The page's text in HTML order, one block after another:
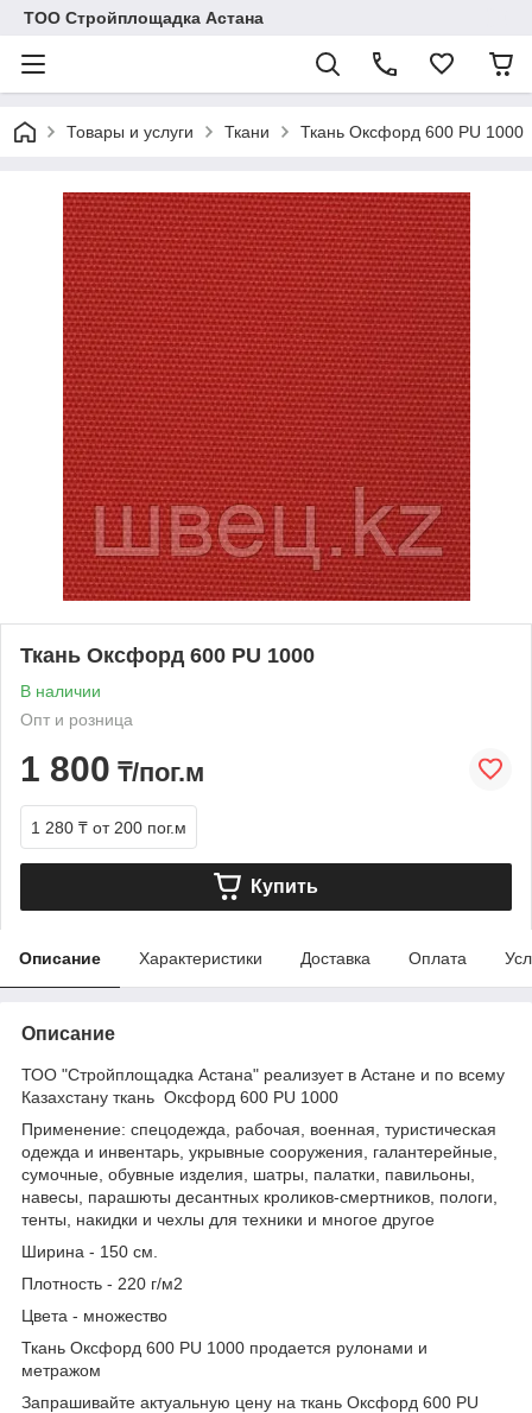
ТОО Стройплощадка Астана
Товары и услуги Ткани Ткань Оксфорд 600 PU 1000
Ткань Оксфорд 600 PU 1000
В наличии
Опт и розница
1 800 ₸/пог.м
1 280 ₸ от 200 пог.м
Купить
Описание Характеристики Доставка Оплата
Описание
ТОО "Стройплощадка Астана" реализует в Астане и по всему
Казахстану ткань Оксфорд 600 PU 1000
Применение: спецодежда, рабочая, военная, туристическая
одежда и инвентарь, укрывные сооружения, галантерейные,
сумочные, обувные изделия, шатры, палатки, павильоны,
навесы, парашюты десантных кроликов-смертников, пологи,
тенты, накидки и чехлы для техники и многое другое
Ширина - 150 см.
Плотность - 220 г/м2
Цвета - множество
Ткань Оксфорд 600 PU 1000 продается рулонами и
метражом
Запрашивайте актуальную цену на ткань Оксфорд 600 PU